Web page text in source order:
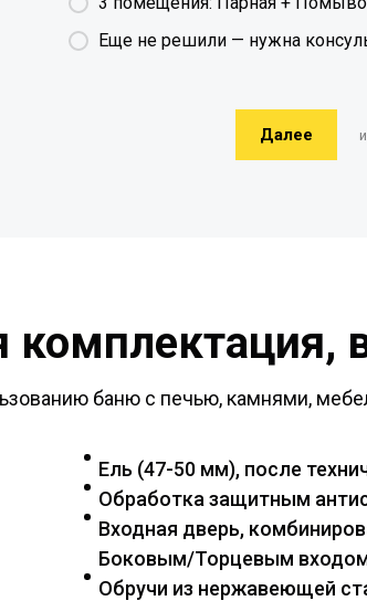
Еще не решили — нужна
Далее
баню с печью, камнями,
комплектация,
Ель (47-50 мм), после
Обработка защитным
Входная дверь,
Боковым/Торцевым
Обручи из нержавеющей